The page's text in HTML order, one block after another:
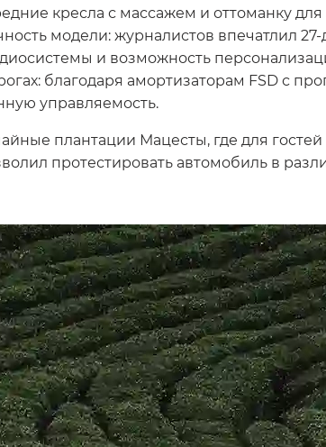
кресла с массажем и оттоманку для
модели: журналистов впечатлил
и возможность
благодаря амортизаторам FSD с
управляемость.
плантации Мацесты, где для
протестировать автомобиль в